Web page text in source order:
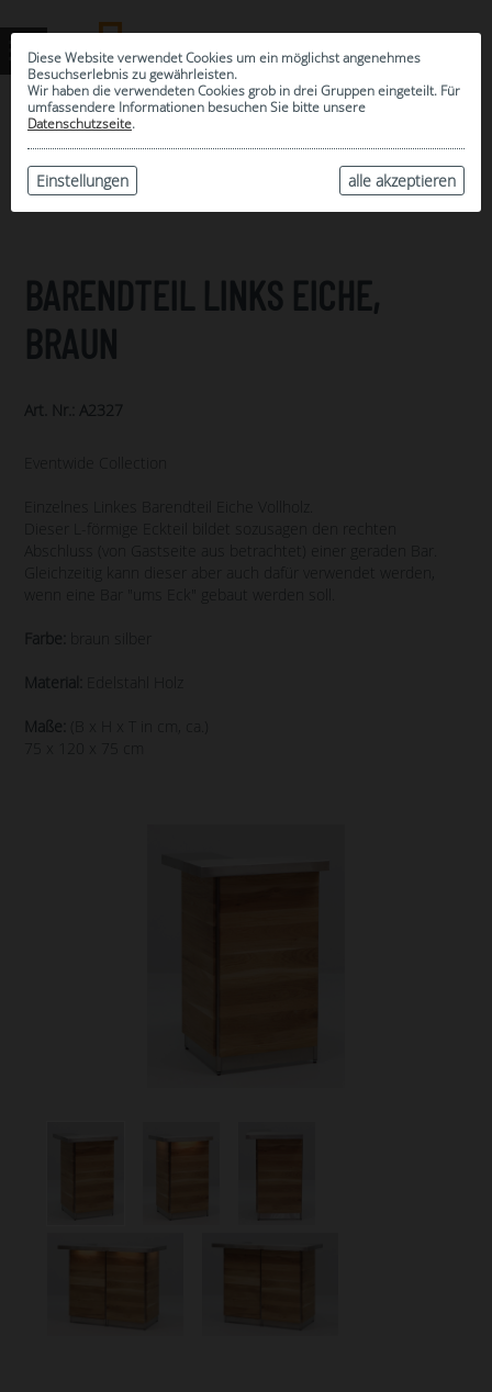
Diese Website verwendet Cookies um ein möglichst angenehmes
Besuchserlebnis zu gewährleisten.
Wir haben die verwendeten Cookies grob in drei Gruppen eingeteilt. Für
umfassendere Informationen besuchen Sie bitte unsere
Datenschutzseite.
alle akzeptieren
Einstellungen
ARCHIV
BARENDTEIL LINKS EICHE,
BRAUN
Art. Nr.: A2327
Eventwide Collection
Einzelnes Linkes Barendteil Eiche Vollholz.
Dieser L-förmige Eckteil bildet sozusagen den rechten
Abschluss (von Gastseite aus betrachtet) einer geraden Bar.
Gleichzeitig kann dieser aber auch dafür verwendet werden,
wenn eine Bar "ums Eck" gebaut werden soll.
Farbe: braun silber
Material: Edelstahl Holz
Maße:
(B x H x T in cm, ca.)
75 x 120 x 75 cm